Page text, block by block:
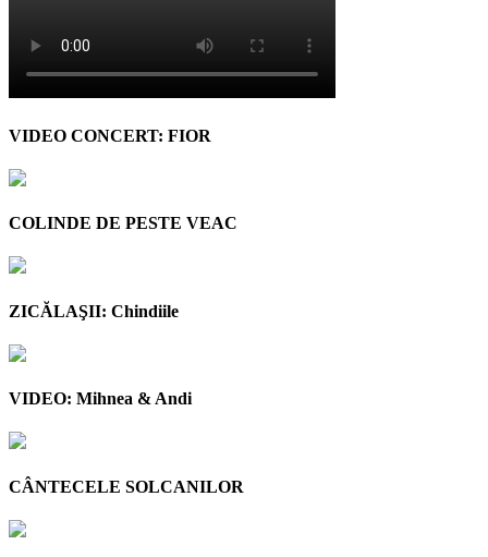
VIDEO CONCERT: FIOR
COLINDE DE PESTE VEAC
ZICĂLAŞII: Chindiile
VIDEO: Mihnea & Andi
CÂNTECELE SOLCANILOR